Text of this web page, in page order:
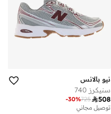
نيو بالانس
سنيكرز 740
508
725
-30%
توصيل مجاني